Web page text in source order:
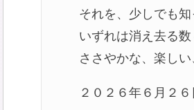
それを、少しでも
いずれは消え去る
ささやかな、楽し
２０２６年６月２６